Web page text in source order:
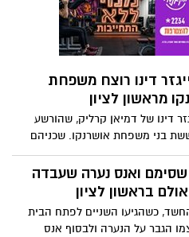
ממכון שכטר ללימודי היהדות
דינו רוצח משפחת
מראשון לציון
דינו של דמיאן קרליק, שהורשע
בני משפחת אושרנקו. שכניהם
כיצד ניקו את דמם, במועדון
שוכחים: "לא נותנים לרוצח לסיים
ואנס נערה שעבדה
בראשון לציון
כשהגיעו השניים לפתח הבית
הגבר על הנערה ולבסוף אנס